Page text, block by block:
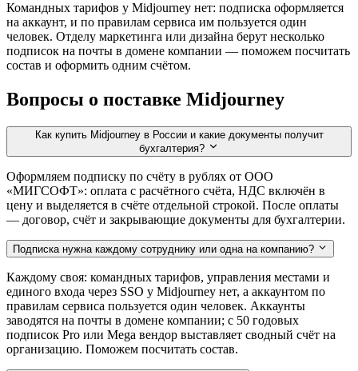
Командных тарифов у Midjourney нет: подписка оформляется
на аккаунт, и по правилам сервиса им пользуется один
человек. Отделу маркетинга или дизайна берут несколько
подписок на почты в домене компании — поможем посчитать
состав и оформить одним счётом.
Вопросы о поставке Midjourney
Как купить Midjourney в России и какие документы получит
бухгалтерия?
Оформляем подписку по счёту в рублях от ООО
«МИГСОФТ»: оплата с расчётного счёта, НДС включён в
цену и выделяется в счёте отдельной строкой. После оплаты
— договор, счёт и закрывающие документы для бухгалтерии.
Подписка нужна каждому сотруднику или одна на компанию?
Каждому своя: командных тарифов, управления местами и
единого входа через SSO у Midjourney нет, а аккаунтом по
правилам сервиса пользуется один человек. Аккаунты
заводятся на почты в домене компании; с 50 годовых
подписок Pro или Mega вендор выставляет сводный счёт на
организацию. Поможем посчитать состав.